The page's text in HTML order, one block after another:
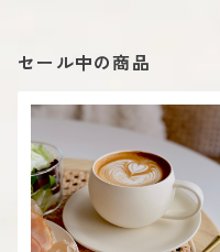
セール中の商品